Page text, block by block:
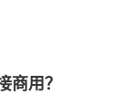
商用？